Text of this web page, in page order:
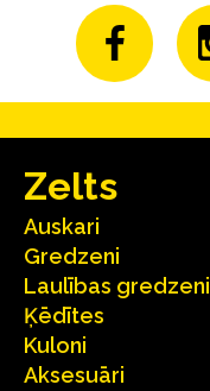
Zelts
Auskari
Gredzeni
Laulības gredzeni
Ķēdītes
Kuloni
Aksesuāri